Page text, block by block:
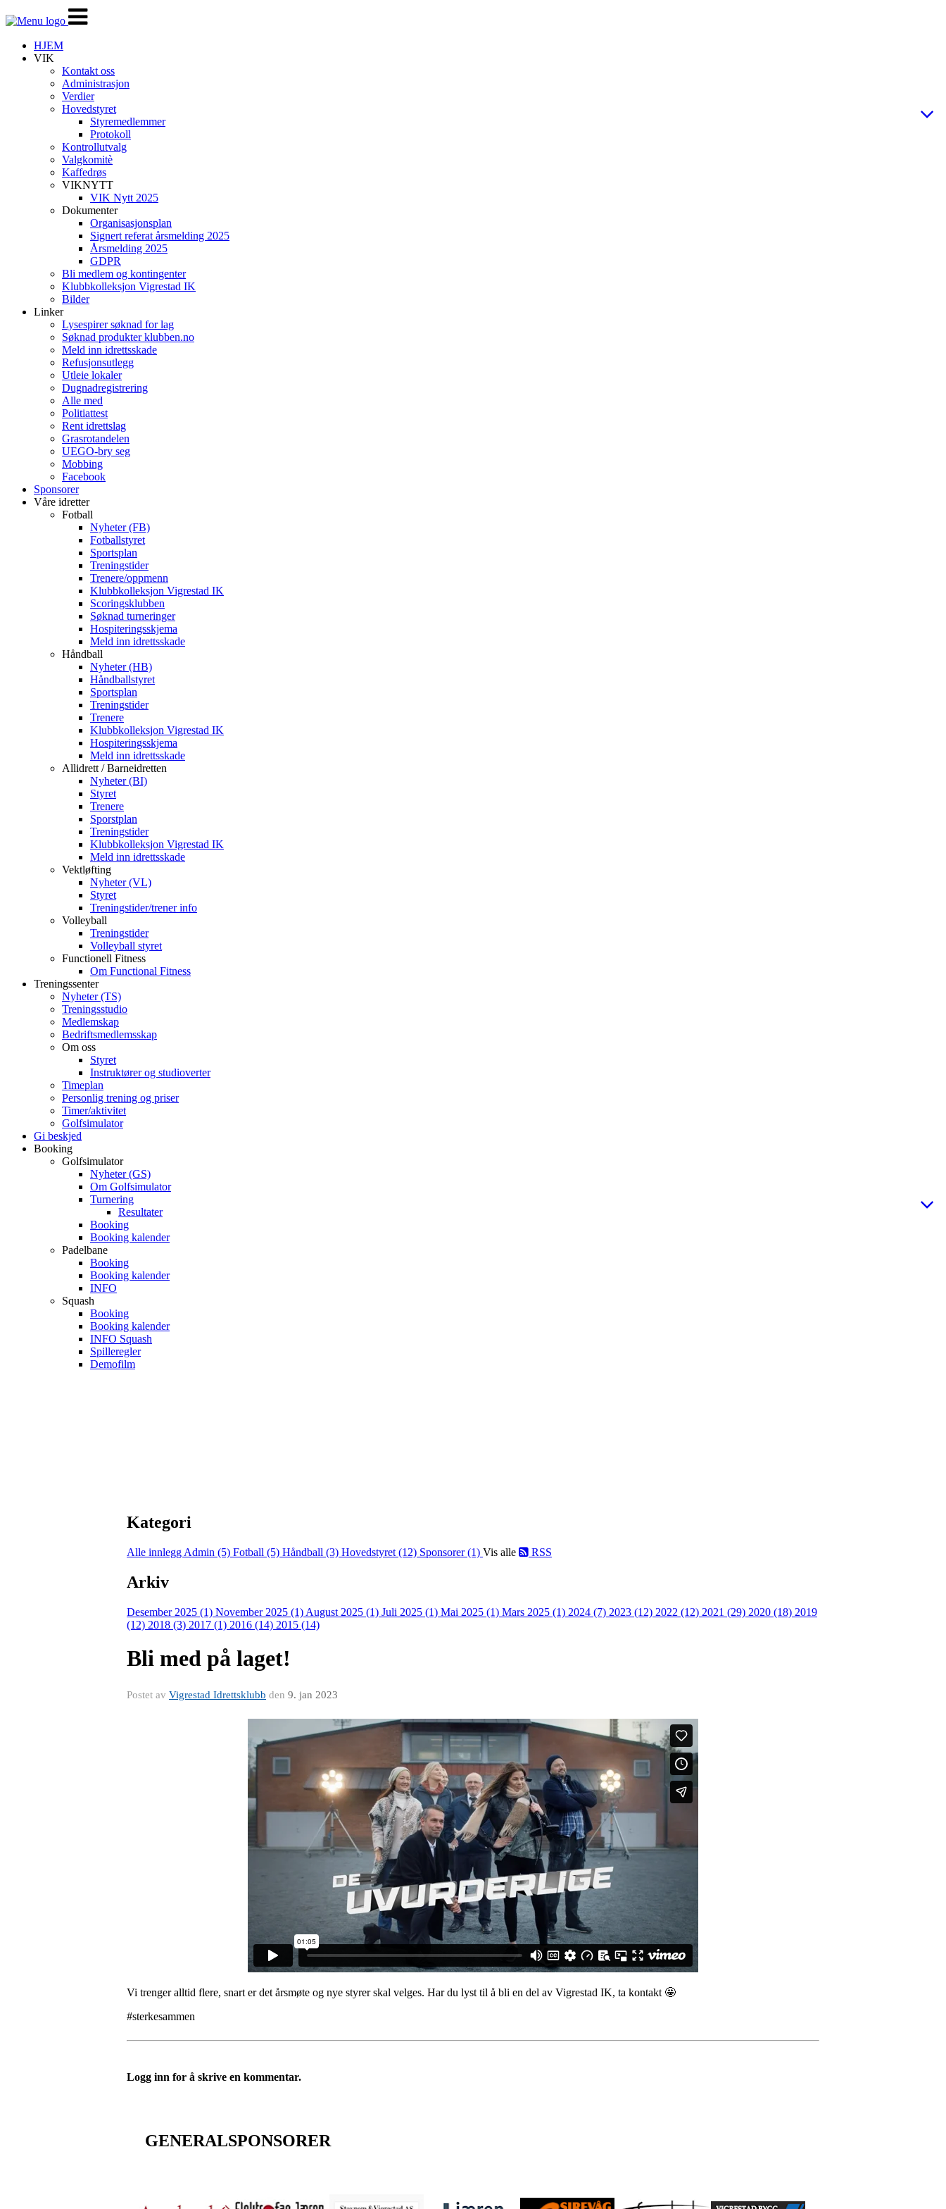
Veksle
navigasjon
HJEM
VIK
Kontakt oss
Administrasjon
Verdier
Hovedstyret
Styremedlemmer
Protokoll
Kontrollutvalg
Valgkomitè
Kaffedrøs
VIKNYTT
VIK Nytt 2025
Dokumenter
Organisasjonsplan
Signert referat årsmelding 2025
Årsmelding 2025
GDPR
Bli medlem og kontingenter
Klubbkolleksjon Vigrestad IK
Bilder
Linker
Lysespirer søknad for lag
Søknad produkter klubben.no
Meld inn idrettsskade
Refusjonsutlegg
Utleie lokaler
Dugnadregistrering
Alle med
Politiattest
Rent idrettslag
Grasrotandelen
UEGO-bry seg
Mobbing
Facebook
Sponsorer
Våre idretter
Fotball
Nyheter (FB)
Fotballstyret
Sportsplan
Treningstider
Trenere/oppmenn
Klubbkolleksjon Vigrestad IK
Scoringsklubben
Søknad turneringer
Hospiteringsskjema
Meld inn idrettsskade
Håndball
Nyheter (HB)
Håndballstyret
Sportsplan
Treningstider
Trenere
Klubbkolleksjon Vigrestad IK
Hospiteringsskjema
Meld inn idrettsskade
Allidrett / Barneidretten
Nyheter (BI)
Styret
Trenere
Sporstplan
Treningstider
Klubbkolleksjon Vigrestad IK
Meld inn idrettsskade
Vektløfting
Nyheter (VL)
Styret
Treningstider/trener info
Volleyball
Treningstider
Volleyball styret
Functionell Fitness
Om Functional Fitness
Treningssenter
Nyheter (TS)
Treningsstudio
Medlemskap
Bedriftsmedlemsskap
Om oss
Styret
Instruktører og studioverter
Timeplan
Personlig trening og priser
Timer/aktivitet
Golfsimulator
Gi beskjed
Booking
Golfsimulator
Nyheter (GS)
Om Golfsimulator
Turnering
Resultater
Booking
Booking kalender
Padelbane
Booking
Booking kalender
INFO
Squash
Booking
Booking kalender
INFO Squash
Spilleregler
Demofilm
Kategori
Alle innlegg Admin (5) Fotball (5) Håndball (3) Hovedstyret (12) Sponsorer (1) Vis alle RSS
Arkiv
Desember 2025 (1) November 2025 (1) August 2025 (1) Juli 2025 (1) Mai 2025 (1) Mars 2025 (1) 2024 (7) 2023 (12) 2022 (12) 2021 (29) 2020 (18) 2019
(12) 2018 (3) 2017 (1) 2016 (14) 2015 (14)
Bli med på laget!
Postet av Vigrestad Idrettsklubb den 9. jan 2023
Vi trenger alltid flere, snart er det årsmøte og nye styrer skal velges. Har du lyst til å bli en del av Vigrestad IK, ta kontakt 🤩
#sterkesammen
Logg inn for å skrive en kommentar.
GENERALSPONSORER